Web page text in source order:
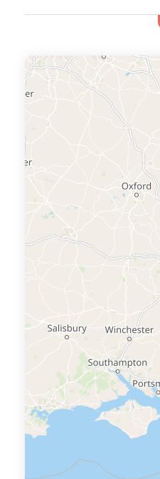
De plus, les campings
Aussi, sachez que divers
pour v...